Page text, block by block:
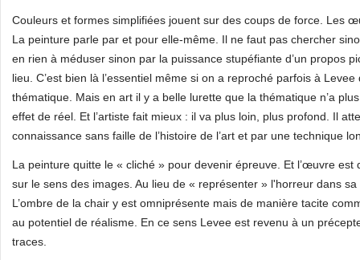
Couleurs et formes simplifiées jouent sur des coups de force. Les
La peinture parle par et pour elle-même. Il ne faut pas chercher
en rien à méduser sinon par la puissance stupéfiante d’un propos
lieu. C’est bien là l’essentiel même si on a reproché parfois à
thématique. Mais en art il y a belle lurette que la thématique n’a
effet de réel. Et l’artiste fait mieux : il va plus loin, plus profond. Il
connaissance sans faille de l’histoire de l’art et par une technique
La peinture quitte le « cliché » pour devenir épreuve. Et l’œuvre
sur le sens des images. Au lieu de « représenter » l'horreur dans
L’ombre de la chair y est omniprésente mais de manière tacite
au potentiel de réalisme. En ce sens Levee est revenu à un
traces.